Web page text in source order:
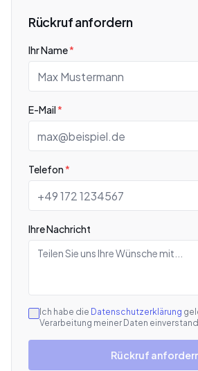
Rückruf anfordern
Ihr Name*
E-Mail*
Telefon*
Ihre Nachricht
Ich habe die Datenschutzerklärung
Verarbeitung meiner Daten
Rückruf